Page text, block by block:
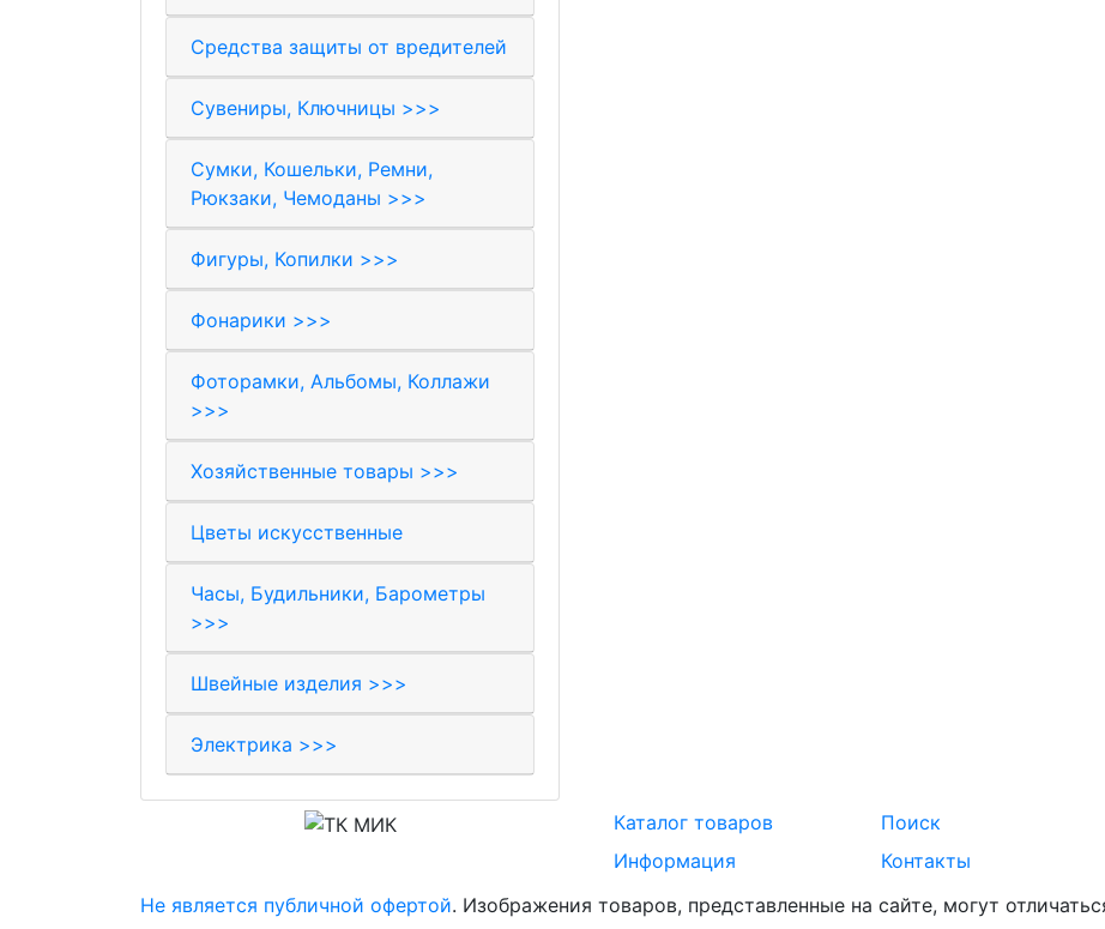
Средства защиты от вредителей
Сувениры, Ключницы >>>
Сумки, Кошельки, Ремни,
Рюкзаки, Чемоданы >>>
Фигуры, Копилки >>>
Фонарики >>>
Фоторамки, Альбомы, Коллажи
>>>
Хозяйственные товары >>>
Цветы искусственные
Часы, Будильники, Барометры
>>>
Швейные изделия >>>
Электрика >>>
Каталог товаров
Информация
Поиск
Контакты
Не является публичной офертой. Изображения товаров, представленные на сайте, могут